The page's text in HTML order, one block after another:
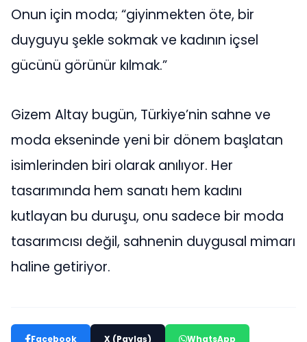
Onun için moda; “giyinmekten öte, bir
duyguyu şekle sokmak ve kadının içsel
gücünü görünür kılmak.”
Gizem Altay bugün, Türkiye’nin sahne ve
moda ekseninde yeni bir dönem başlatan
isimlerinden biri olarak anılıyor. Her
tasarımında hem sanatı hem kadını
kutlayan bu duruşu, onu sadece bir moda
tasarımcısı değil, sahnenin duygusal mimarı
haline getiriyor.
Facebook X (Paylaş) WhatsApp